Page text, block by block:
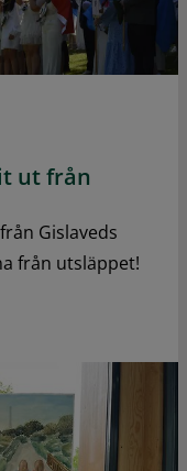
ut från
Gislaveds
från utsläppet!